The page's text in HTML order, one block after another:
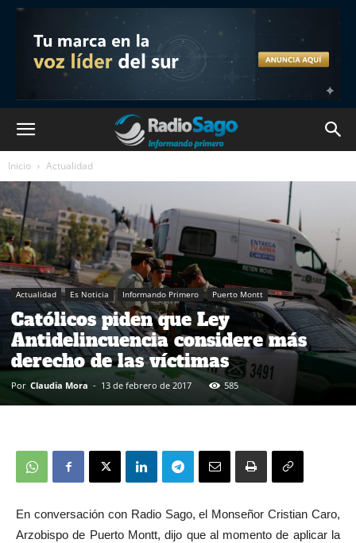
Inicio Actualidad
Actualidad Es Noticia Informando Primero Puerto Montt
Católicos piden que Ley
Antidelincuencia considere más
derecho de las víctimas
Por Claudia Mora - 13 de febrero de 2017 585
En conversación con Radio Sago, el Monseñor Cristian Caro,
Arzobispo de Puerto Montt, dijo que al momento de aplicar la